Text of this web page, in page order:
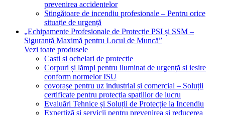
prevenirea accidentelor
Stingătoare de incendiu profesionale – Pentru orice
situație de urgență
„Echipamente Profesionale de Protecție PSI și SSM –
Siguranță Maximă pentru Locul de Muncă”
Vezi toate produsele
Casti si ochelari de protectie
Corpuri și lămpi pentru iluminat de urgență si iesire
conform normelor ISU
covorașe pentru uz industrial și comercial – Soluții
certificate pentru protecția spațiilor de lucru
Evaluări Tehnice și Soluții de Protecție la Incendiu
Expertiză și servicii pentru prevenirea și reducerea